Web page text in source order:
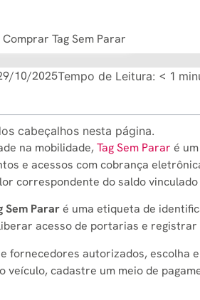
Comprar Tag Sem Parar
10/2025Tempo de Leitura: < 1
cabeçalhos nesta página.
na mobilidade, Tag Sem Parar é
e acessos com cobrança
correspondente do saldo
Sem Pararé uma etiqueta de
acesso de portarias e registrar
fornecedores autorizados,
veículo, cadastre um meio de